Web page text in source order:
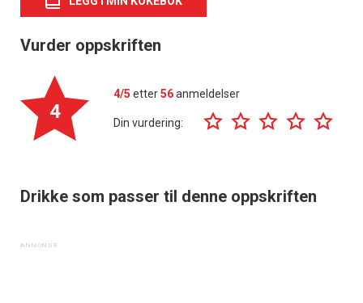
Vurder oppskriften
4
4/5 etter56anmeldelser
Din vurdering:
Drikke som passer til denne oppskriften